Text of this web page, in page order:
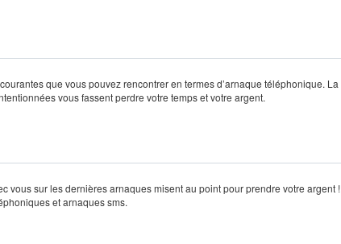
que vous pouvez rencontrer en termes d’arnaque téléphonique. La
vous fassent perdre votre temps et votre argent.
vous sur les dernières arnaques misent au point pour prendre votre argent !
et arnaques sms.